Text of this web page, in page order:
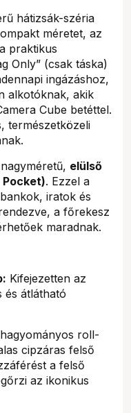
hátizsák-széria
méretet, az
praktikus
Only” (csak táska)
ingázáshoz,
alkotóknak, akik
Cube betéttel.
természetközeli
elülső
. Ezzel a
iratok és
a főrekesz
maradnak.
Kifejezetten az
és átlátható
roll-
cipzáras felső
a felső
az ikonikus